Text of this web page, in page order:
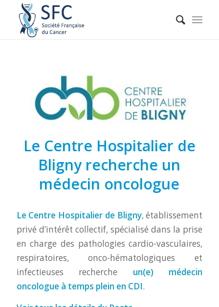
Le Centre Hospitalier de
Bligny recherche un
médecin oncologue
Le Centre Hospitalier de Bligny, établissement
privé d’intérêt collectif, spécialisé dans la prise
en charge des pathologies cardio-vasculaires,
respiratoires, onco-hématologiques et
infectieuses recherche un(e) médecin
oncologue à temps plein en CDI.